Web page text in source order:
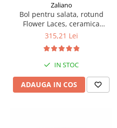
Zaliano
Bol pentru salata, rotund
Flower Laces, ceramica
smaltuita, pictat manual, 20,5
315,21 Lei
IN STOC
ADAUGA IN COS